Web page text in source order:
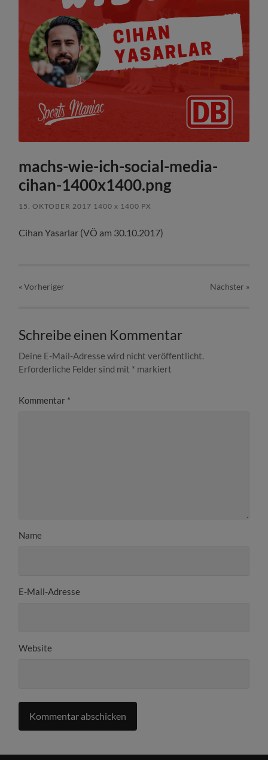
machs-wie-ich-social-media-
cihan-1400x1400.png
15. OKTOBER 2017 1400x 1400 PX
Cihan Yasarlar (VÖ am 30.10.2017)
« Vorheriger Nächster »
Schreibe einen Kommentar
Deine E-Mail-Adresse wird nicht veröffentlicht.
Erforderliche Felder sind mit * markiert
Kommentar *
Name
E-Mail-Adresse
Website